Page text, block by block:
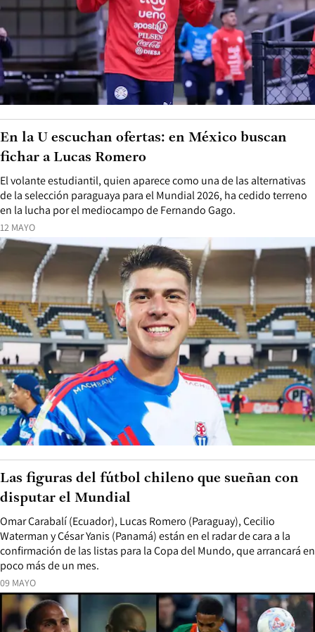
12 MAYO
El volante estudiantil, quien aparece como una de las alternativas
de la selección paraguaya para el Mundial 2026, ha cedido terreno
en la lucha por el mediocampo de Fernando Gago.
En la U escuchan ofertas: en México buscan
fichar a Lucas Romero
09 MAYO
Omar Carabalí (Ecuador), Lucas Romero (Paraguay), Cecilio
Waterman y César Yanis (Panamá) están en el radar de cara a la
confirmación de las listas para la Copa del Mundo, que arrancará en
poco más de un mes.
Las figuras del fútbol chileno que sueñan con
disputar el Mundial